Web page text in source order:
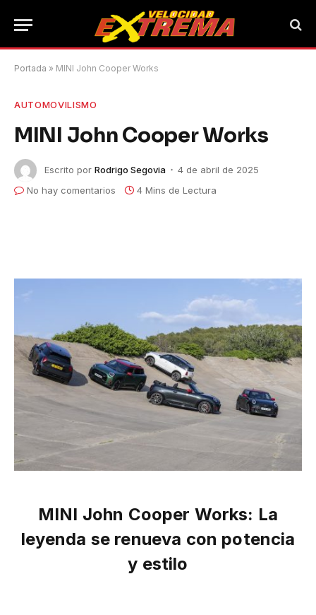
Portada » MINI John Cooper Works
AUTOMOVILISMO
MINI John Cooper Works
Escrito por Rodrigo Segovia
4 de abril de 2025
No hay comentarios
4 Mins de Lectura
MINI John Cooper Works: La
leyenda se renueva con potencia
y estilo